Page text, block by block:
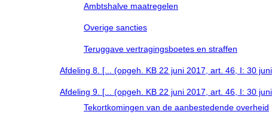
Ambtshalve maatregelen
Overige sancties
Teruggave vertragingsboetes en straffen
Afdeling 8. [... (opgeh. KB 22 juni 2017, art. 46, I: 30
Afdeling 9. [... (opgeh. KB 22 juni 2017, art. 46, I: 30
Tekortkomingen van de aanbestedende overheid